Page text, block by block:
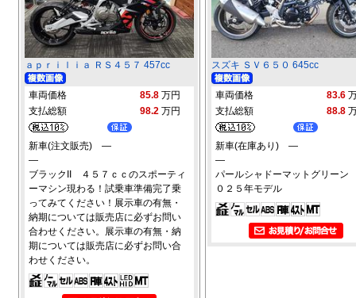
ａｐｒｉｌｉａ ＲＳ４５７ 457cc
車両価格 85.8 万円
支払総額
98.2 万円
新車(注文販売) ―
―
ブラックII ４５７ｃｃのスポーティ
ーマシン現わる！試乗車準備完了乗
ってみてください！展示車の有無・
納期については販売店に必ずお問い
合わせください。展示車の有無・納
期については販売店に必ずお問い合
わせください。
スズキ ＳＶ６５０ 645cc
車両価格 83.6
支払総額
88.8
新車(在庫あり) ―
―
パールシャドーマットグリー
０２５年モデル